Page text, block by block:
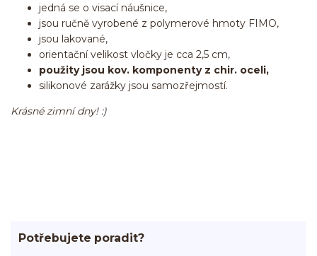
jedná se o visací náušnice,
jsou ručně vyrobené z polymerové hmoty FIMO,
jsou lakované,
orientační velikost vločky je cca 2,5 cm,
použity jsou kov. komponenty z chir. oceli,
silikonové zarážky jsou samozřejmostí.
Krásné zimní dny! :)
Potřebujete poradit?